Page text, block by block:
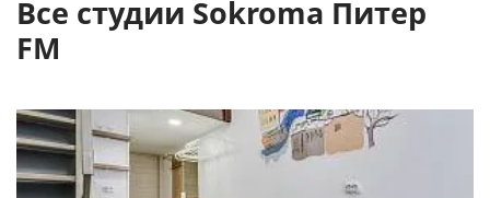
Все студии Sokroma Питер
FM